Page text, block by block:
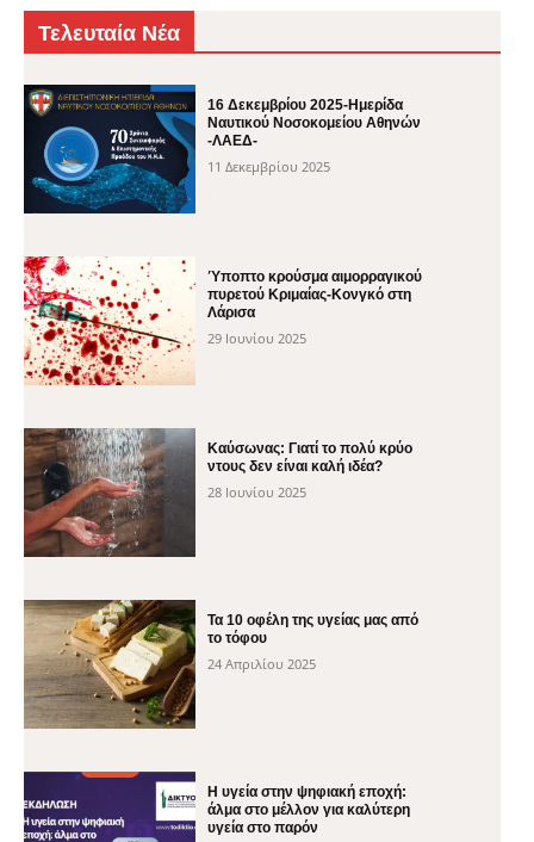
Τελευταία Νέα
16 Δεκεμβρίου 2025-Ημερίδα
Ναυτικού Νοσοκομείου Αθηνών
-ΛΑΕΔ-
11 Δεκεμβρίου 2025
Ύποπτο κρούσμα αιμορραγικού
πυρετού Κριμαίας-Κονγκό στη
Λάρισα
29 Ιουνίου 2025
Καύσωνας: Γιατί το πολύ κρύο
ντους δεν είναι καλή ιδέα?
28 Ιουνίου 2025
Τα 10 οφέλη της υγείας μας από
το τόφου
24 Απριλίου 2025
H υγεία στην ψηφιακή εποχή:
άλμα στο μέλλον για καλύτερη
υγεία στο παρόν